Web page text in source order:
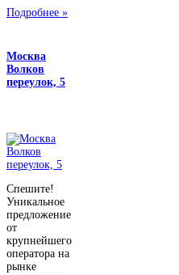
Подробнее »
Москва
Волков
переулок, 5
Спешите!
Уникальное
предложение
от
крупнейшего
оператора на
рынке